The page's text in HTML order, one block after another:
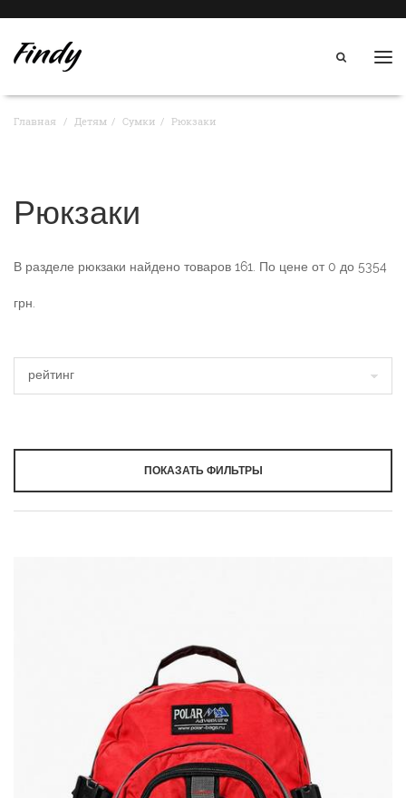
Главная Детям Сумки Рюкзаки
Рюкзаки
В разделе рюкзаки найдено товаров 161 . По цене от0 до 5354
грн.
ПОКАЗАТЬ ФИЛЬТРЫ